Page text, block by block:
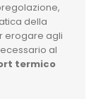
della
erogare agli
al
termico